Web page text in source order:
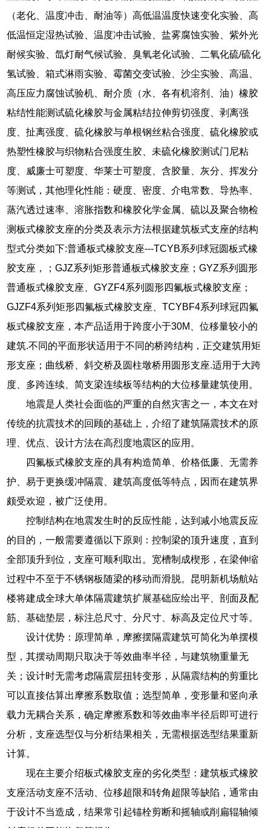
（老化、温度冲击、耐油等）高低温温度快速变化实验、高
低温恒定湿热试验、温度冲击试验、盐雾腐蚀实验、紫外光
耐候实验、氙灯耐气候试验、臭氧老化试验、二氧化硫/硫化
氢试验、箱式淋雨实验、霉菌交变试验、沙尘实验、高温、
高压应力腐蚀试验机、耐介质（水、各有机溶剂、油）橡胶
粘结性能测试硫化橡胶与金属粘结拉伸剪切强度、剥离强
度、扯离强度、硫化橡胶与单根钢丝粘合强度、硫化橡胶或
热塑性橡胶与织物粘合强度生胶、未硫化橡胶测试门尼粘
度、威廉士可塑度、华莱士可塑度、含胶量、灰分、挥发分
等测试，其他理化性能：硬度、密度、介电常数、导热率、
蒸汽透过速率、溶胀指数和橡胶化学金属、硫以及聚合物检
测板式橡胶支座的分类及表示方法根据建筑板式支座的结构
型式分类如下:普通板式橡胶支座---TCYB系列球冠圆板式橡
胶支座，；GJZ系列矩形普通板式橡胶支座；GYZ系列圆形
普通板式橡胶支座、GYZF4系列圆形四氟板式橡胶支座；
GJZF4系列矩形四氟板式橡胶支座、TCYBF4系列球冠四氟
板式橡胶支座，本产品适用于跨度小于30M、位移量较小的
建筑.不同的平面形状适用于不同的桥跨结构，正交建筑用矩
形支座；曲线桥、斜交桥及圆柱墩桥用圆形支座.适用于大跨
度、多跨连续、简支梁连续板等结构的大位移量建筑使用。
地震是人类社会面临的严重的自然灾害之一，本文在对
传统的抗震技术的回顾的基础上，介绍了建筑隔震技术的原
理、优点、设计方法在高烈度地震区的应用。
四氟板式橡胶支座的具有构造简单、价格低廉、无需养
护、易于更换缓冲隔震、建筑高度低等特点，因而在建筑界
颇受欢迎，被广泛使用。
控制结构在地震发生时的反应性能，达到减小地震反应
的目的，一般需要遵循以下原则：控制梁的顶升速度，直到
全部顶升到位，支座可顺利取出。宽槽制成楔形，在梁伸缩
过程中不至于不锈钢板随梁的移动而滑脱。昆明新机场航站
楼将建成全球大单体隔震建筑扩展基础应绘出平、剖面及配
筋、基础垫层，标注总尺寸、分尺寸、标高及定位尺寸等。
设计优势：原理简单，摩擦摆隔震建筑可简化为单摆模
型，其摆动周期只取决于等效曲率半径，与建筑物重量无
关；设计时无需考虑隔震层扭转变形，从隔震结构的剪重比
可以直接估算出摩擦系数取值；选型简单，变形量和竖向承
载力无耦合关系，确定摩擦系数和等效曲率半径后即可进行
分析，支座选型仅与分析结果相关，无需根据选型结果重新
计算。
现在主要介绍板式橡胶支座的劣化类型：建筑板式橡胶
支座活动支座不活动、位移超限和转角超限等缺陷，通常由
于设计不当造成，结果常引起锚栓剪断和摇轴或削扁辊轴倾